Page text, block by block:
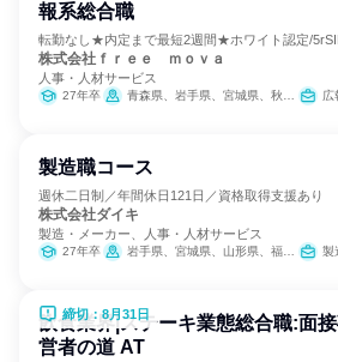
報系総合職
転勤なし★内定まで最短2週間★ホワイト認定/
株式会社ｆｒｅｅ ｍｏｖａ
人事・人材サービス
27年卒 青森県、岩手県、宮城県、秋田県、山形県、福島県 広
製造職コース
週休二日制／年間休日121日／資格取得支援あり
株式会社ダイキ
製造・メーカー、人事・人材サービス
27年卒 岩手県、宮城県、山形県、福島県、栃木県、群馬県、埼玉県、千葉県、東京都、神奈川県、岐阜県、静岡県、愛知県、三重県、滋賀県、京都府、大阪府、兵庫県、岡山県、広島県、山口県、香川県、福岡県、佐賀県、長崎県、熊本県、大分県 製
締切：8月31日
飲食業界|ステーキ業態総合職:面
営者の道 AT